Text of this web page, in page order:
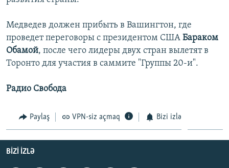
AZADLIQRADIOSU MOBIL TELEFONUNUZDA
BIZIMLƏ ƏLAQƏ
XƏBƏR BÜLLETENLƏRIMIZ
RFE/RL-in bütün saytları
Медведев должен прибыть в Вашингтон, где
проведет переговоры с президентом США Бараком
Обамой, после чего лидеры двух стран вылетят в
Торонто для участия в саммите "Группы 20-и".
Радио Свобода
Paylaş VPN-siz açmaq Bizi izlə
BIZI IZLƏ